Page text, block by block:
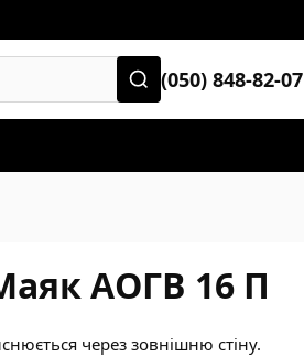
(050) 848-82-07
АОГВ 16 П
через зовнішню стіну.